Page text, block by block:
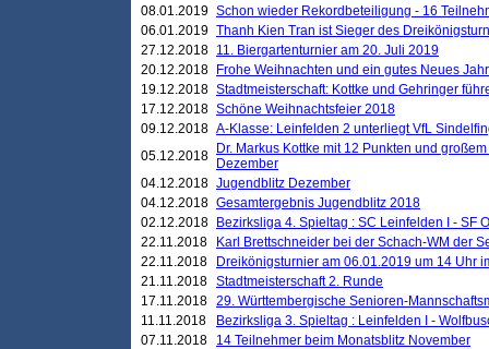
08.01.2019 Schon wieder Rekordbeteiligung - 16
06.01.2019 Thanh Kien Tran ist Sieger des
27.12.2018 11. Biergartenturnier am 20. Juli 2019
20.12.2018
Frohe Weihnachten und ein gutes Neues
19.12.2018 Stadtmeisterschaft: Kottke und Gehringer
17.12.2018 Schöne Weihnachtsfeier 2018
09.12.2018 A-Klasse: Leinfelden 2 unterliegt VfL
05.12.2018
Dr. Markus Kottke mit 12 Punkten und
Dezember
04.12.2018 Jugendblitz Dezember
04.12.2018 Gesamtergebnis Jugendblitz 2018
02.12.2018
Bezirksliga 4. Spieltag : SC Leinfelden I - SF
22.11.2018
Karl Brettschneider bei der Schach-WM der
22.11.2018
Dreikönigsturnier am 06.01.2019 um 14 Uhr
21.11.2018 Stadtmeisterschaft 2. Runde
17.11.2018 29. Württembergische Senioren-
11.11.2018
Bezirksliga 3. Spieltag : Leinfelden I -
07.11.2018
14 Teilnehmer beim Monatsblitz November